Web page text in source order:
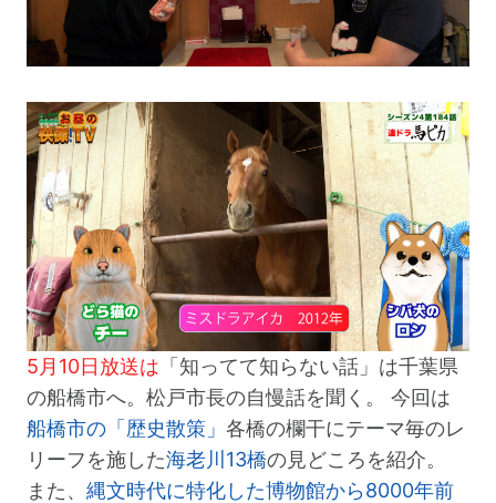
5月10日放送は 「知ってて知らない話」は千葉県
の船橋市へ。松戸市長の自慢話を聞く。 今回は
船橋市の「歴史散策」 各橋の欄干にテーマ毎のレ
リーフを施した海老川13橋の見どころを紹介。
また、 縄文時代に特化した博物館から8000年前